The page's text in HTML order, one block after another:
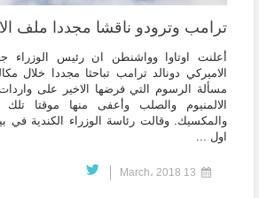
ترامب وترودو ناقشا مجددا ملف
أعلنت اوتاوا وواشنطن ان رئيس الوزراء
الاميركي دونالد ترامب تباحثا مجددا خلال
مسألة الرسوم التي فرضها الاخير على
الالمنيوم والصلب وأعفى منها موقتا
والمكسيك. وقالت رئاسة الوزراء الكندية في
اول ...